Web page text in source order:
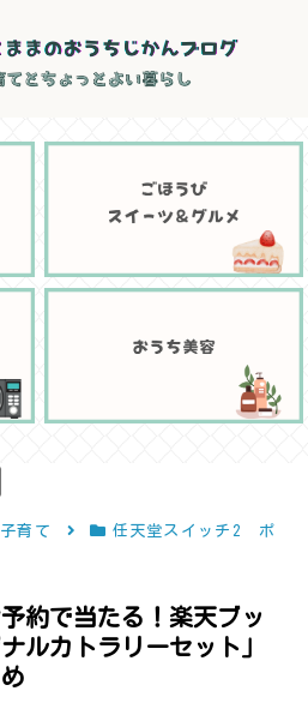
育て
任天堂スイッチ2 ポ
約で当たる！楽天ブッ
ルカトラリーセット」